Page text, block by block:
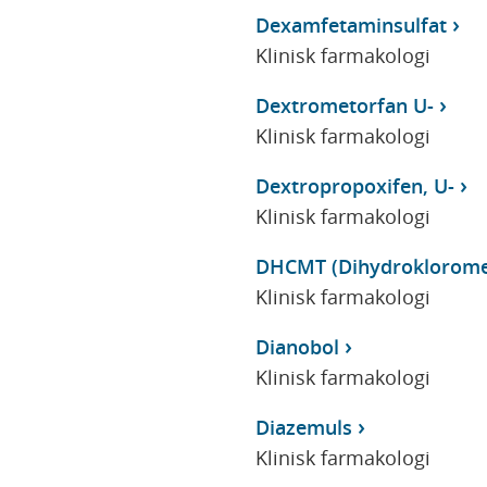
Dexamfetaminsulfat
Klinisk farmakologi
Dextrometorfan U-
Klinisk farmakologi
Dextropropoxifen, U-
Klinisk farmakologi
DHCMT
Klinisk farmakologi
Dianobol
Klinisk farmakologi
Diazemuls
Klinisk farmakologi